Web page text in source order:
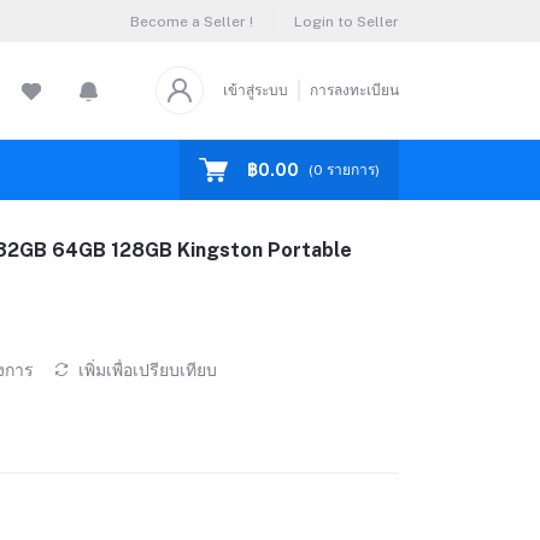
Become a Seller ! Login to Seller
เข้าสู่ระบบ การลงทะเบียน
฿0.00 (0 รายการ)
64GB 128GB Kingston Portable
าร เพิ่มเพื่อเปรียบเทียบ